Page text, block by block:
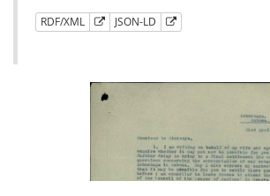
RDF/XML JSON-LD